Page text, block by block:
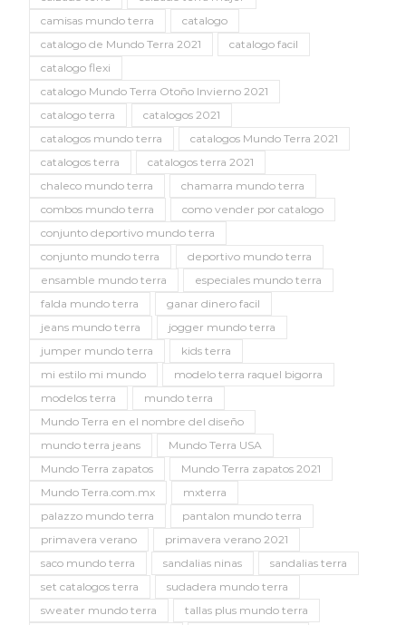
camisas mundo terra
catalogo
catalogo de Mundo Terra 2021
catalogo facil
catalogo flexi
catalogo Mundo Terra Otoño Invierno 2021
catalogo terra
catalogos 2021
catalogos mundo terra
catalogos Mundo Terra 2021
catalogos terra
catalogos terra 2021
chaleco mundo terra
chamarra mundo terra
combos mundo terra
como vender por catalogo
conjunto deportivo mundo terra
conjunto mundo terra
deportivo mundo terra
ensamble mundo terra
especiales mundo terra
falda mundo terra
ganar dinero facil
jeans mundo terra
jogger mundo terra
jumper mundo terra
kids terra
mi estilo mi mundo
modelo terra raquel bigorra
modelos terra
mundo terra
Mundo Terra en el nombre del diseño
mundo terra jeans
Mundo Terra USA
Mundo Terra zapatos
Mundo Terra zapatos 2021
Mundo Terra.com.mx
mxterra
palazzo mundo terra
pantalon mundo terra
primavera verano
primavera verano 2021
saco mundo terra
sandalias ninas
sandalias terra
set catalogos terra
sudadera mundo terra
sweater mundo terra
tallas plus mundo terra